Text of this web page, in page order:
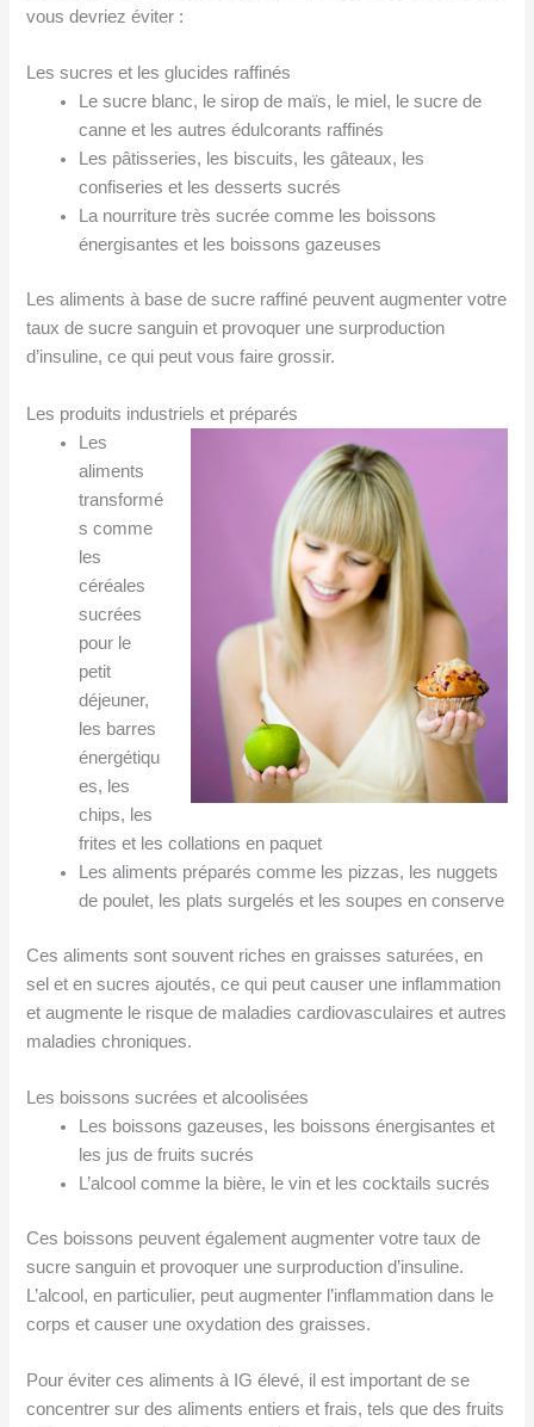
vous devriez éviter :
Les sucres et les glucides raffinés
Le sucre blanc, le sirop de maïs, le miel, le sucre de
canne et les autres édulcorants raffinés
Les pâtisseries, les biscuits, les gâteaux, les
confiseries et les desserts sucrés
La nourriture très sucrée comme les boissons
énergisantes et les boissons gazeuses
Les aliments à base de sucre raffiné peuvent augmenter votre
taux de sucre sanguin et provoquer une surproduction
d’insuline, ce qui peut vous faire grossir.
Les produits industriels et préparés
Les
aliments
transformé
s comme
les
céréales
sucrées
pour le
petit
déjeuner,
les barres
énergétiqu
es, les
chips, les
frites et les collations en paquet
Les aliments préparés comme les pizzas, les nuggets
de poulet, les plats surgelés et les soupes en conserve
Ces aliments sont souvent riches en graisses saturées, en
sel et en sucres ajoutés, ce qui peut causer une inflammation
et augmente le risque de maladies cardiovasculaires et autres
maladies chroniques.
Les boissons sucrées et alcoolisées
Les boissons gazeuses, les boissons énergisantes et
les jus de fruits sucrés
L’alcool comme la bière, le vin et les cocktails sucrés
Ces boissons peuvent également augmenter votre taux de
sucre sanguin et provoquer une surproduction d’insuline.
L’alcool, en particulier, peut augmenter l’inflammation dans le
corps et causer une oxydation des graisses.
Pour éviter ces aliments à IG élevé, il est important de se
concentrer sur des aliments entiers et frais, tels que des fruits